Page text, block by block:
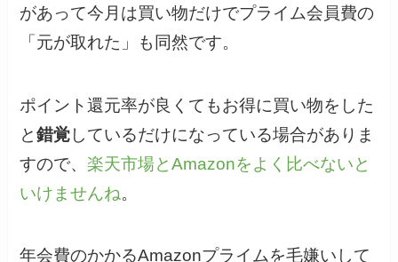
があって今月は買い物だけでプライム会員費の
「元が取れた」も同然です。
ポイント還元率が良くてもお得に買い物をした
と錯覚しているだけになっている場合がありま
すので、楽天市場とAmazonをよく比べないと
いけませんね。
年会費のかかるAmazonプライムを毛嫌いして